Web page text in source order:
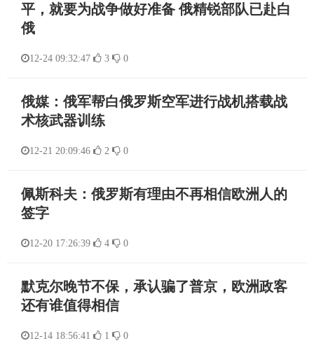
平，就要为战争做好准备 俄精锐部队已赴白
俄
12-24 09:32:47 3 0
俄媒：俄军帮白俄罗斯空军进行战机搭载战
术核武器训练
12-21 20:09:46 2 0
佩斯科夫：俄罗斯有理由不再相信欧洲人的
签字
12-20 17:26:39 4 0
默克尔晚节不保，承认骗了普京，欧洲政客
还有谁值得相信
12-14 18:56:41 1 0